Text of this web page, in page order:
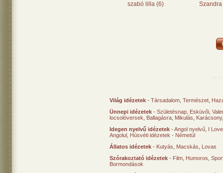
szabó lilla (6)
Világ idézetek - Társadalom Természet
Ünnepi idézetek - Születésnap Esküvői
locsolóversek
Ballagásra Mikulás Karácsony
Idegen nyelvű idézetek -Angol nyelvű I
Angolul Húsvéti idézetek - Németül
Állatos idézetek - Kutyás Macskás
Lovas
Szórakoztató idézetek - Film Humoros
Bormondások